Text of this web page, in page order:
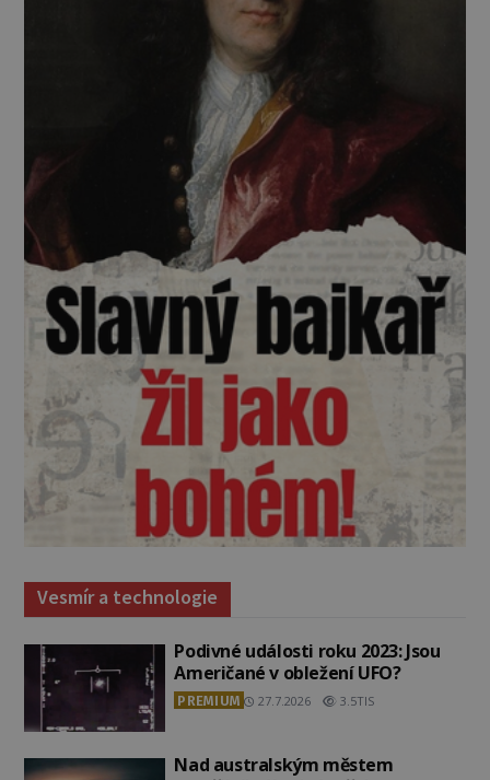
Vesmír a technologie
Podivné události roku 2023: Jsou
Američané v obležení UFO?
PREMIUM 27.7.2026 3.5TIS
Nad australským městem